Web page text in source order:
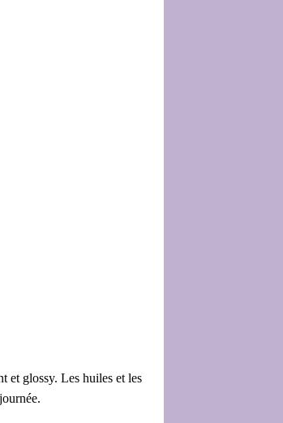
et glossy. Les huiles et les